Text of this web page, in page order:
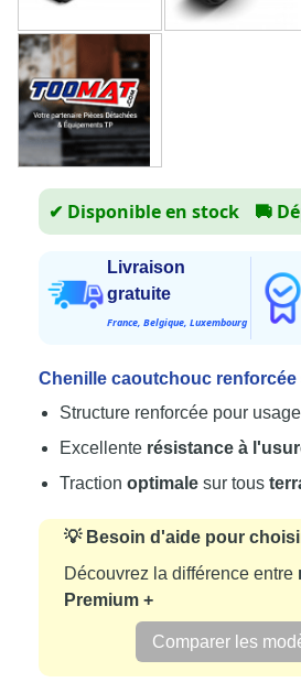
✔ Disponible en stock 🚚
Livraison
gratuite
France, Belgique, Luxembourg
Chenille caoutchouc renforcée
Structure renforcée pour usage
Excellente résistance à
Traction optimale sur tous
💡 Besoin d'aide pour
Découvrez la différence entre
Premium +
Comparer les